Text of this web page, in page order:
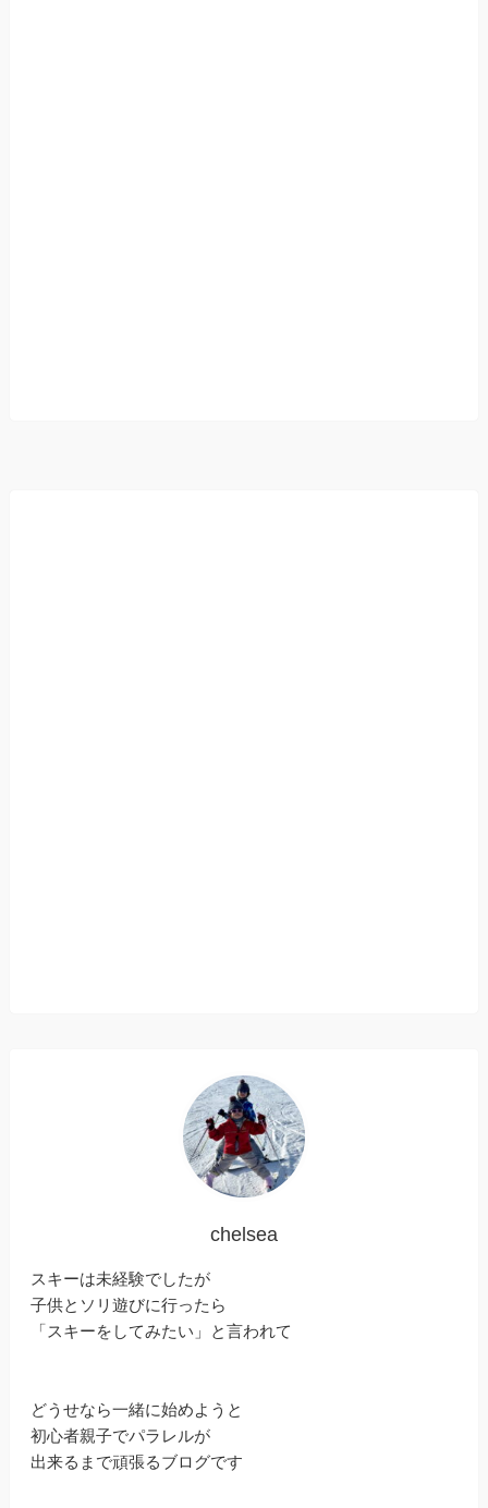
chelsea
スキーは未経験でしたが
子供とソリ遊びに行ったら
「スキーをしてみたい」と言われて
どうせなら一緒に始めようと
初心者親子でパラレルが
出来るまで頑張るブログです